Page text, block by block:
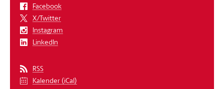
Facebook
X/Twitter
Instagram
LinkedIn
RSS
Kalender (iCal)